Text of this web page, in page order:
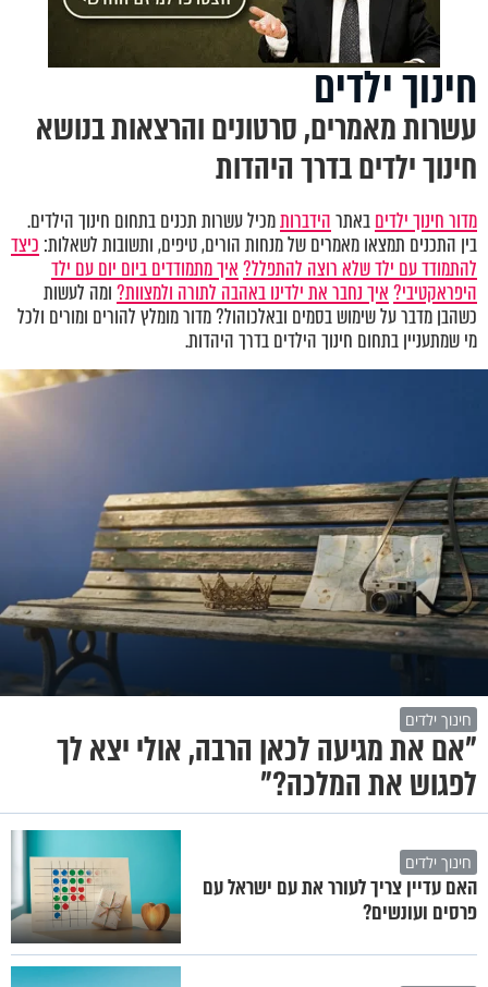
חינוך ילדים
עשרות מאמרים, סרטונים והרצאות בנושא
חינוך ילדים בדרך היהדות
מדור חינוך ילדיםבאתרהידברותמכיל עשרות תכנים בתחום חינוך הילדים.
בין התכנים תמצאו מאמרים של מנחות הורים, טיפים, ותשובות לשאלות: כיצד
להתמודד עם ילד שלא רוצה להתפלל?איך מתמודדים ביום יום עם ילד
היפראקטיבי?איך נחבר את ילדינו באהבה לתורה ולמצוות?ומה לעשות
כשהבן מדבר על שימוש בסמים ובאלכוהול? מדור מומלץ להורים ומורים ולכל
מי שמתעניין בתחום חינוך הילדים בדרך היהדות.
חינוך ילדים
"אם את מגיעה לכאן הרבה, אולי יצא לך
לפגוש את המלכה?"
חינוך ילדים
האם עדיין צריך לעורר את עם ישראל עם
פרסים ועונשים?